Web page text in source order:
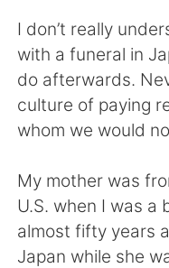
Português
I don’t really
with a funeral in
do afterwards.
culture of paying
whom we would
My mother was
U.S. when I was a
almost fifty years
Japan while she